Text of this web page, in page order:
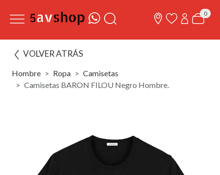
0
VOLVER ATRÁS
Hombre Ropa
Camisetas
Camisetas BARON FILOU Negro Hombre.